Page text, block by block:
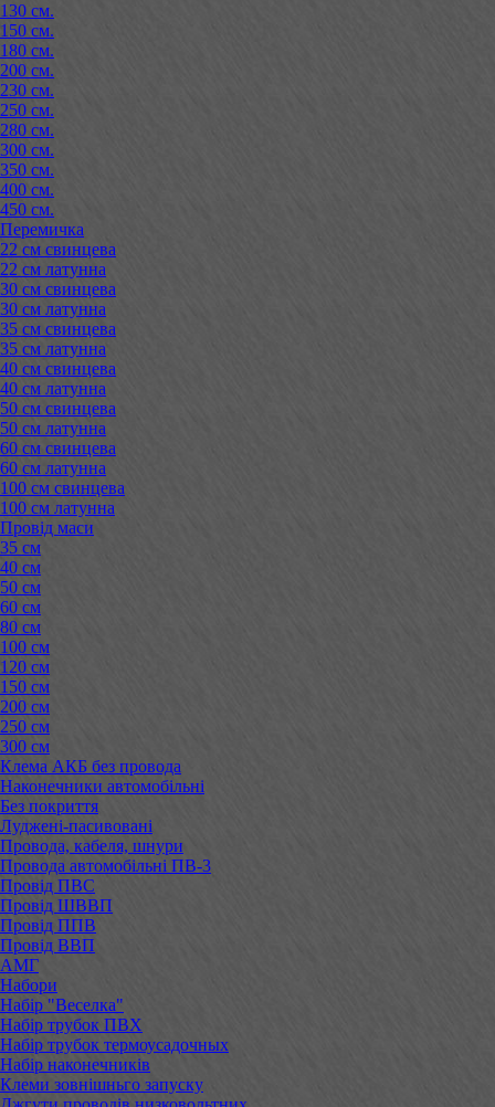
130 см.
150 см.
180 см.
200 см.
230 см.
250 см.
280 см.
300 см.
350 см.
400 см.
450 см.
Перемичка
22 см свинцева
22 см латунна
30 см свинцева
30 см латунна
35 см свинцева
35 см латунна
40 см свинцева
40 см латунна
50 см свинцева
50 см латунна
60 см свинцева
60 см латунна
100 см свинцева
100 см латунна
Провід маси
35 см
40 см
50 см
60 см
80 см
100 см
120 см
150 см
200 см
250 см
300 см
Клема АКБ без провода
Наконечники автомобільні
Без покриття
Луджені-пасивовані
Провода, кабеля, шнури
Провода автомобільні ПВ-3
Провід ПВС
Провід ШВВП
Провід ППВ
Провід ВВП
АМГ
Набори
Набір "Веселка"
Набір трубок ПВХ
Набір трубок термоусадочных
Набір наконечників
Клеми зовнішньго запуску